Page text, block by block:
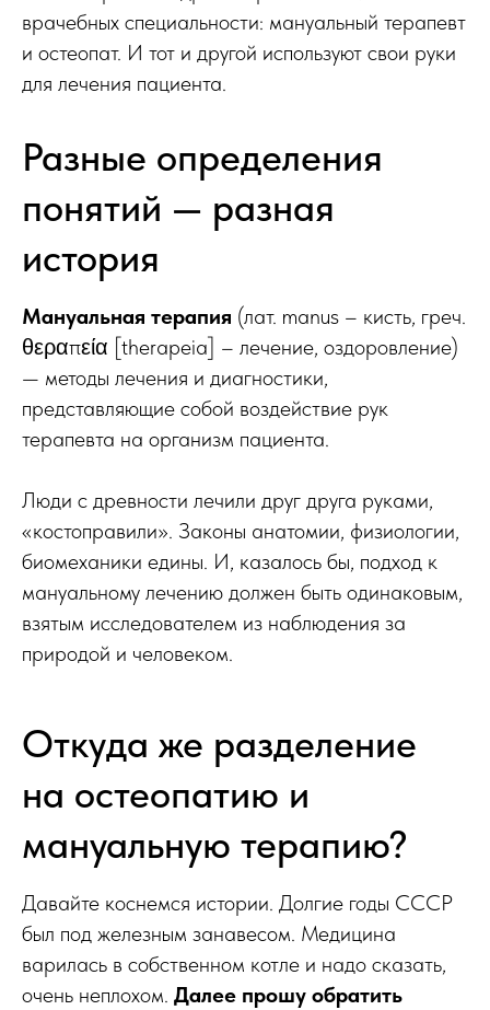
врачебных специальности: мануальный терапевт
и остеопат. И тот и другой используют свои руки
для лечения пациента.
Разные определения
понятий — разная
история
Мануальная терапия (лат. manus – кисть, греч.
θεραπεία [therapeia] – лечение, оздоровление)
— методы лечения и диагностики,
представляющие собой воздействие рук
терапевта на организм пациента.
Люди с древности лечили друг друга руками,
«костоправили». Законы анатомии, физиологии,
биомеханики едины. И, казалось бы, подход к
мануальному лечению должен быть одинаковым,
взятым исследователем из наблюдения за
природой и человеком.
Откуда же разделение
на остеопатию и
мануальную терапию?
Давайте коснемся истории. Долгие годы СССР
был под железным занавесом. Медицина
варилась в собственном котле и надо сказать,
очень неплохом. Далее прошу обратить